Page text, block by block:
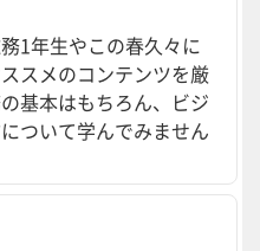
1年生やこの春久々に
スメのコンテンツを厳
基本はもちろん、ビジ
ついて学んでみません